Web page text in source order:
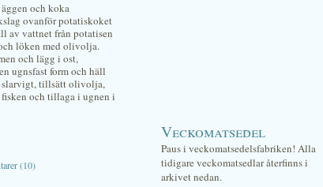
och koka
ovanför potatiskoket
av vattnet från potatisen
löken med olivolja.
och lägg i ost,
ugnsfast form och häll
slarvigt, tillsätt olivolja,
och tillaga i ugnen i
(10)
Veckomatsedel
Paus i veckomatsedelsfabriken! Alla
tidigare veckomatsedlar återfinns i
arkivet nedan.